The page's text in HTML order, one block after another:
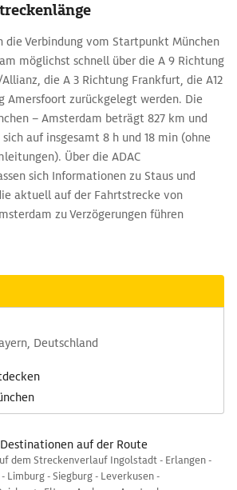
die Verbindung vom Startpunkt München
möglichst schnell über die A 9 Richtung
die A 3 Richtung Frankfurt, die A12
Amersfoort zurückgelegt werden. Die
– Amsterdam beträgt 827 km und
auf insgesamt 8 h und 18 min (ohne
Über die ADAC
sich Informationen zu Staus und
aktuell auf der Fahrtstrecke von
zu Verzögerungen führen
Deutschland
auf der Route
dem Streckenverlauf Ingolstadt - Erlangen -
Limburg - Siegburg - Leverkusen -